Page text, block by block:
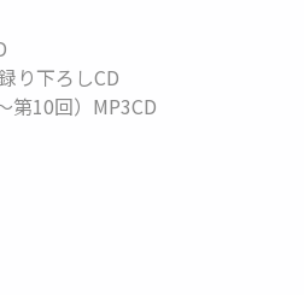
り下ろしCD
第10回）MP3CD